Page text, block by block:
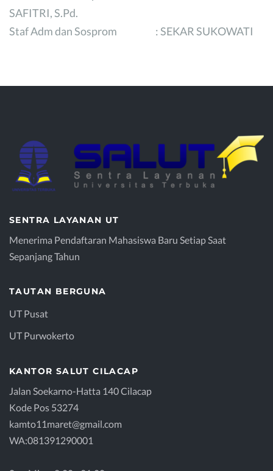
SAFITRI, S.Pd.
Staf Adm dan Sosprom : SEKAR SUKOWATI
SENTRA LAYANAN UT
Menerima Pendaftaran Mahasiswa Baru Setiap Saat
Sepanjang Tahun
TAUTAN BERGUNA
UT Pusat
UT Purwokerto
KANTOR SALUT CILACAP
Jalan Soekarno-Hatta 140 Cilacap
Kode Pos 53274
kamto11maret@gmail.com
WA:081391290001